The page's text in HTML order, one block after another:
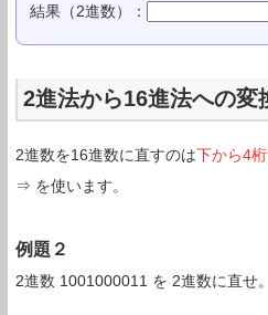
結果（2進数）：
2進法から16進法への変
2進数を16進数に直すのは下から4
⇒ を使います。
例題２
2進数 1001000011 を 2進数に直せ。